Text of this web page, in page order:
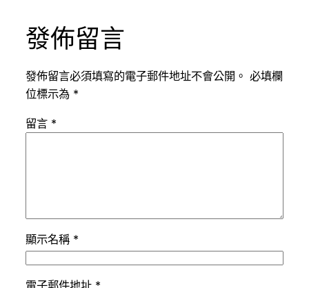
發佈留言
發佈留言必須填寫的電子郵件地址不會公開。 必填欄
位標示為 *
留言 *
顯示名稱 *